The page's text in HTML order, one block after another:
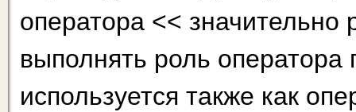
оператора <<
выполнять роль оператора
используется также как